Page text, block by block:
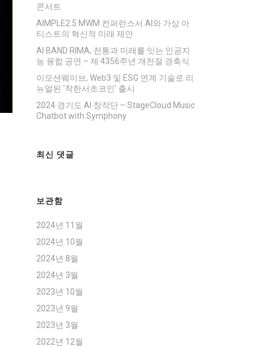
콘서트
AIMPLE2.5 MWM 컨퍼런스서 AI와 가상 아
티스트의 혁신적 미래 제안
AI BAND RIMA, 전통과 미래를 잇는 인공지
능 융합 공연 – 제 4356주년 개천절 경축식
이모션웨이브, Web3 및 ESG 연계 기술로 리
뉴얼된 ‘착한서초코인’ 출시
2024 경기도 AI 창작단 – StageCloud Music
Chatbot with Symphony
최신 댓글
보관함
2024년 11월
2024년 10월
2024년 8월
2024년 3월
2023년 10월
2023년 9월
2023년 3월
2022년 12월